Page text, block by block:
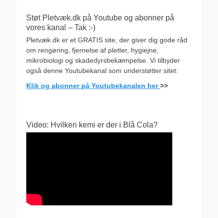
Støt Pletvæk.dk på Youtube og abonner på
vores kanal – Tak :-)
Pletvæk.dk er et GRATIS site, der giver dig gode råd
om rengøring, fjernelse af pletter, hygiejne,
mikrobiologi og skadedyrsbekæmpelse. Vi tilbyder
også denne Youtubekanal som understøtter sitet:
Klik og abonner på Youtubekanalen her>>
Video: Hvilken kemi er der i Blå Cola?